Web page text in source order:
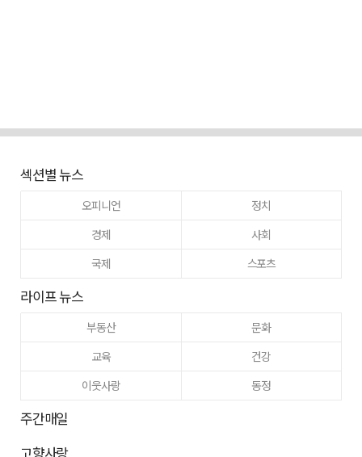
섹션별 뉴스
오피니언
정치
경제
사회
국제
스포츠
라이프 뉴스
부동산
문화
교육
건강
이웃사랑
동정
주간매일
고향사랑